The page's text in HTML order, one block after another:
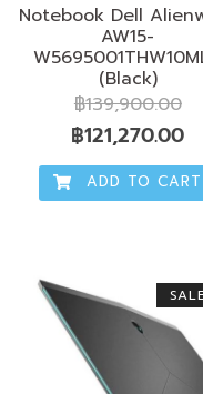
Notebook Dell
AW15-
(Black)
฿139,900.00
Original
price
was:
฿121,270.00
is:
ADD TO CART